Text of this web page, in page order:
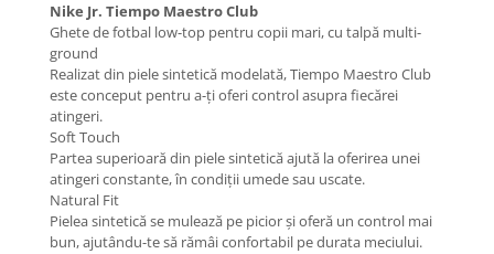
Nike Jr. Tiempo Maestro Club
Ghete de fotbal low-top pentru copii mari, cu talpă multi-
ground
Realizat din piele sintetică modelată, Tiempo Maestro Club
este conceput pentru a-ți oferi control asupra fiecărei
atingeri.
Soft Touch
Partea superioară din piele sintetică ajută la oferirea unei
atingeri constante, în condiții umede sau uscate.
Natural Fit
Pielea sintetică se mulează pe picior și oferă un control mai
bun, ajutându-te să rămâi confortabil pe durata meciului.